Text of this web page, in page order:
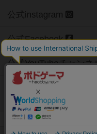
公式instagram
公式Facebook
公式YouTubeチャン